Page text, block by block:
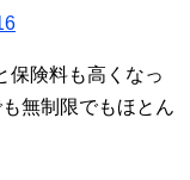
保険料も高くなっ
無制限でもほとん